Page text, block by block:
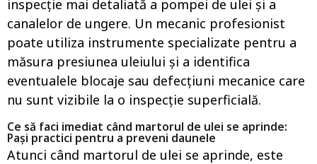
inspecție mai detaliată a pompei de ulei și a
canalelor de ungere. Un mecanic profesionist
poate utiliza instrumente specializate pentru a
măsura presiunea uleiului și a identifica
eventualele blocaje sau defecțiuni mecanice care
nu sunt vizibile la o inspecție superficială.
Ce să faci imediat când martorul de ulei se aprinde:
Pași practici pentru a preveni daunele
Atunci când martorul de ulei se aprinde, este